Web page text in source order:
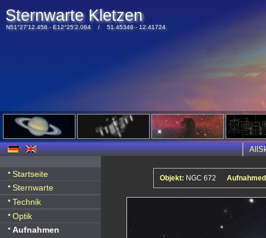
Sternwarte Kletzen
N51°27'12.456 - E12°25'2.064 / 51.45346 - 12.41724
Startseite
Sternwarte
Technik
Optik
Aufnahmen
Objekt: NGC 672